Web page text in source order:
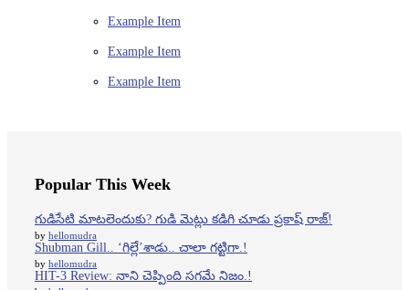
Example Item
Example Item
Example Item
Popular This Week
గుడిసేటి మాటలెందుకు? గుడి మెట్లు కడిగి చూడు ప్రకాష్ రాజ్!
by hellomudra
Shubman Gill.. ‘గిల్లే’శాడు.. చాలా గట్టిగా.!
by hellomudra
HIT-3 Review: నాని చెప్పింది సగమే నిజం.!